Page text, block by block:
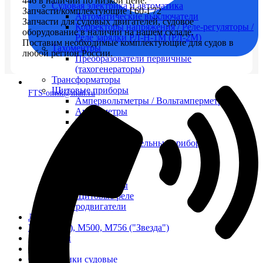
FTS-omsk@mail.ru
Судовая электрика и автоматика
Автоматические выключатели
Корректоры напряжения / Реле-регуляторы /
Реле зарядки РЛ-Н-1М (РЛ-2М)
Тахоментры
Преобразователи первичные
(тахогенераторы)
Трансформаторы
Щитовые приборы
Ампервольтметры / Вольтамперметры
Амперметры
Ваттметры
Другие измерительные приборы
Частотомеры
Щитовые реле
Электродвигатели
Лебедка
М400 (401), М500, М756 ("Звезда")
Пускатели
Разное
Светильники судовые
Запчасти/комплектующие Г60-Г72
Запчасти для судовых двигателей, судовое
оборудование в наличии на нашем складе.
Поставим необходимые комплектующие для судов в
любой регион России.